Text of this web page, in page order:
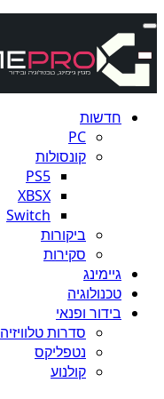
חדשות
PC
קונסולות
PS5
XBSX
Switch
ביקורות
סקירות
גיימינג
טכנולוגיה
בידור ופנאי
סדרות טלוויזיה
נטפליקס
קולנוע